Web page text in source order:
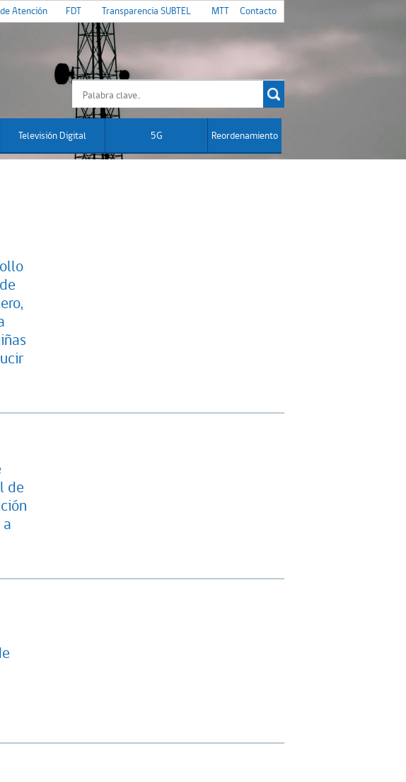
Atención FDT Transparencia SUBTEL MTT Contacto
Televisión Digital 5G Reordenamiento
de